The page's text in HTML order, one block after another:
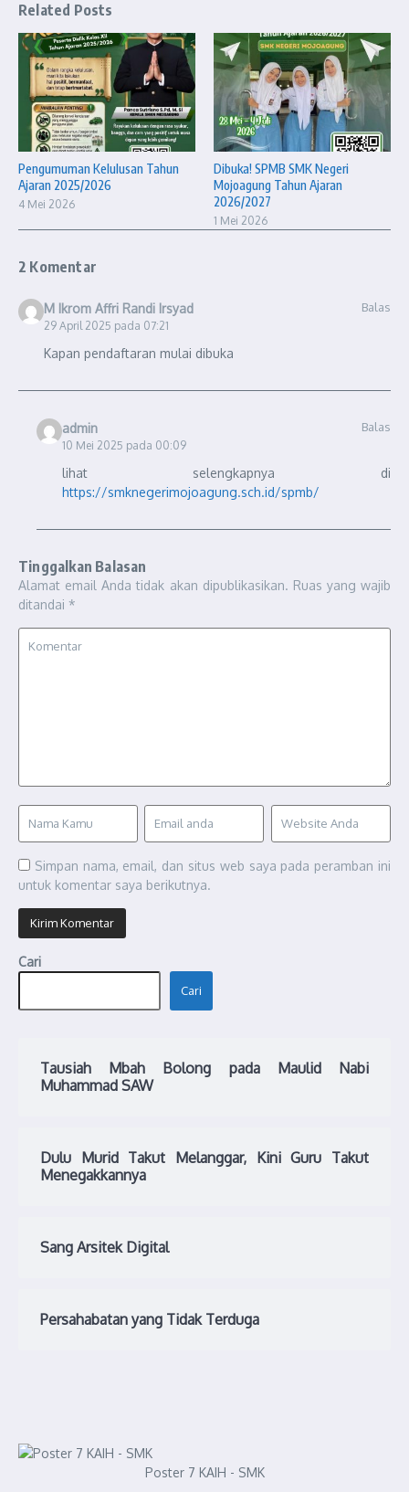
Related Posts
Pengumuman Kelulusan Tahun
Ajaran 2025/2026
4 Mei 2026
Dibuka! SPMB SMK Negeri
Mojoagung Tahun Ajaran
2026/2027
1 Mei 2026
2 Komentar
M Ikrom Affri Randi Irsyad
29 April 2025 pada 07:21
Balas
Kapan pendaftaran mulai dibuka
admin
10 Mei 2025 pada 00:09
Balas
lihat selengkapnya di
https://smknegerimojoagung.sch.id/spmb/
Tinggalkan Balasan
Alamat email Anda tidak akan dipublikasikan. Ruas yang wajib
ditandai *
Simpan nama, email, dan situs web saya pada peramban ini
untuk komentar saya berikutnya.
Cari
Cari
Tausiah Mbah Bolong pada Maulid Nabi
Muhammad SAW
Dulu Murid Takut Melanggar, Kini Guru Takut
Menegakkannya
Sang Arsitek Digital
Persahabatan yang Tidak Terduga
Poster 7 KAIH - SMK